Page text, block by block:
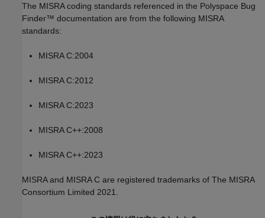
The MISRA coding standards referenced in the Polyspace Bug
Finder™ documentation are from the following MISRA
standards:
MISRA C:2004
MISRA C:2012
MISRA C:2023
MISRA C++:2008
MISRA C++:2023
MISRA and MISRA C are registered trademarks of The MISRA
Consortium Limited 2021.